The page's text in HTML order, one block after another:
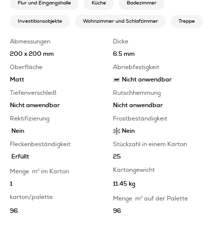
Flur und Eingangshalle Küche Badezimmer
Investitionsobjekte Wohnzimmer und Schlafzimmer Treppe
Abmessungen
200 x 200 mm
Dicke
6.5 mm
Oberfläche
Matt
Abriebfestigkeit
Nicht anwendbar
Tiefenverschleiß
Nicht anwendbar
Rutschhemmung
Nicht anwendbar
Rektifizierung
Nein
Frostbeständigkeit
Nein
Fleckenbeständigkeit
Erfüllt
Stückzahl in einem Karton
25
Menge m2 im Karton
1
Kartongewicht
11.45 kg
karton/palette
96
Mengem2 auf der Palette
96